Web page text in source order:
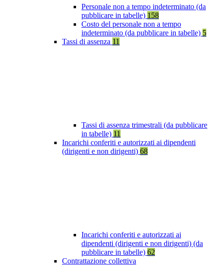
Personale non a tempo indeterminato (da
pubblicare in tabelle) 158
Costo del personale non a tempo
indeterminato (da pubblicare in tabelle) 5
Tassi di assenza 11
Tassi di assenza trimestrali (da pubblicare
in tabelle) 11
Incarichi conferiti e autorizzati ai dipendenti
(dirigenti e non dirigenti) 68
Incarichi conferiti e autorizzati ai
dipendenti (dirigenti e non dirigenti) (da
pubblicare in tabelle) 62
Contrattazione collettiva